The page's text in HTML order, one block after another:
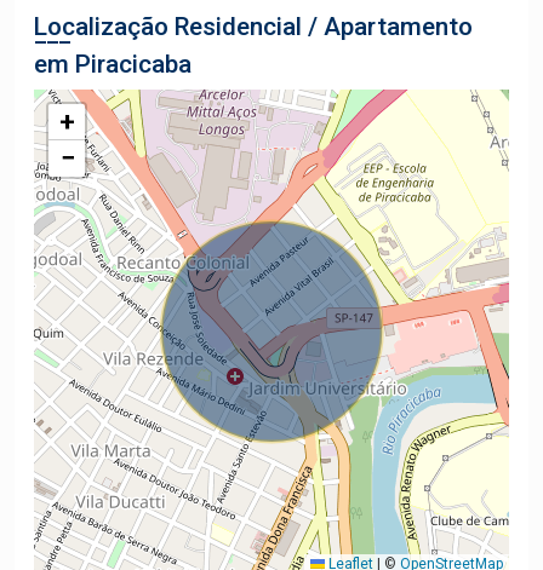
Localização Residencial / Apartamento
em Piracicaba
+
−
Leaflet | © OpenStreetMap